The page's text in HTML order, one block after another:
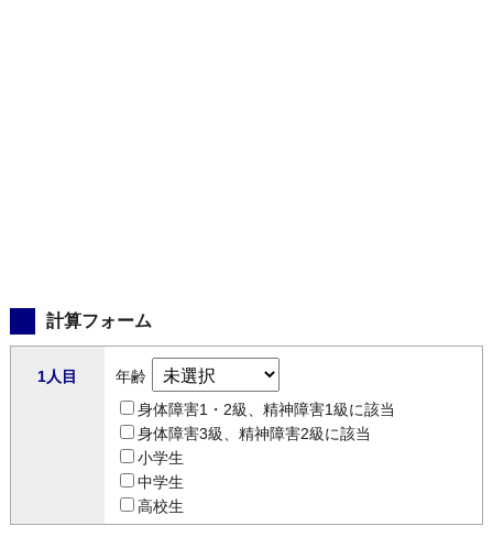
計算フォーム
1人目
年齢
身体障害1・2級、精神障害1級に該当
身体障害3級、精神障害2級に該当
小学生
中学生
高校生